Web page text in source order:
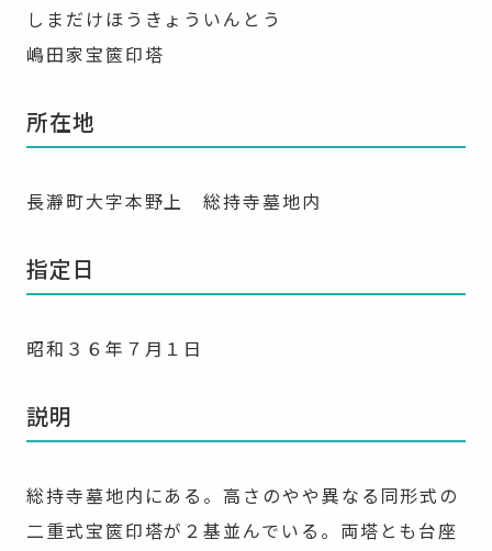
しまだけほうきょういんとう
嶋田家宝篋印塔
所在地
長瀞町大字本野上 総持寺墓地内
指定日
昭和３６年７月１日
説明
総持寺墓地内にある。高さのやや異なる同形式の
二重式宝篋印塔が２基並んでいる。両塔とも台座